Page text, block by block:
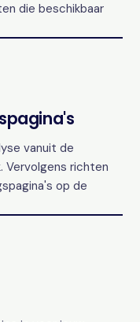
die beschikbaar
vanuit de
Vervolgens richten
op de